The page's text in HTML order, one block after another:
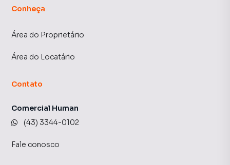
Conheça
Área do Proprietário
Área do Locatário
Contato
Comercial Human
(43) 3344-0102
Fale conosco